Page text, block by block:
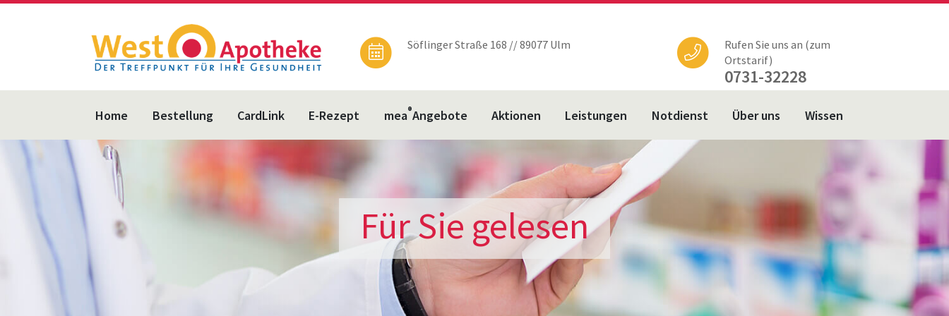
Söflinger Straße 168 // 89077 Ulm
Rufen Sie uns an (zum
Ortstarif)
0731-32228
Home Bestellung CardLink E-Rezept mea®Angebote Aktionen Leistungen Notdienst Über uns Wissen
Für Sie gelesen